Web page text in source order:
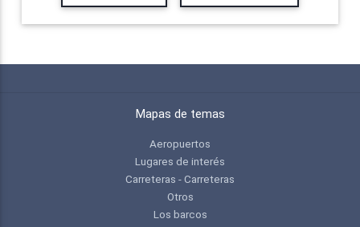
Mapas de temas
Aeropuertos
Lugares de interés
Carreteras - Carreteras
Otros
Los barcos